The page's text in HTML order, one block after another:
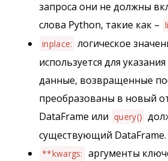
запроса они не должны
слова Python, такие как –
inplace: логическое
используется для
данные, возвращенные
преобразованы в новый
DataFrame или query()
существующий DataFrame.
**kwargs: аргументы